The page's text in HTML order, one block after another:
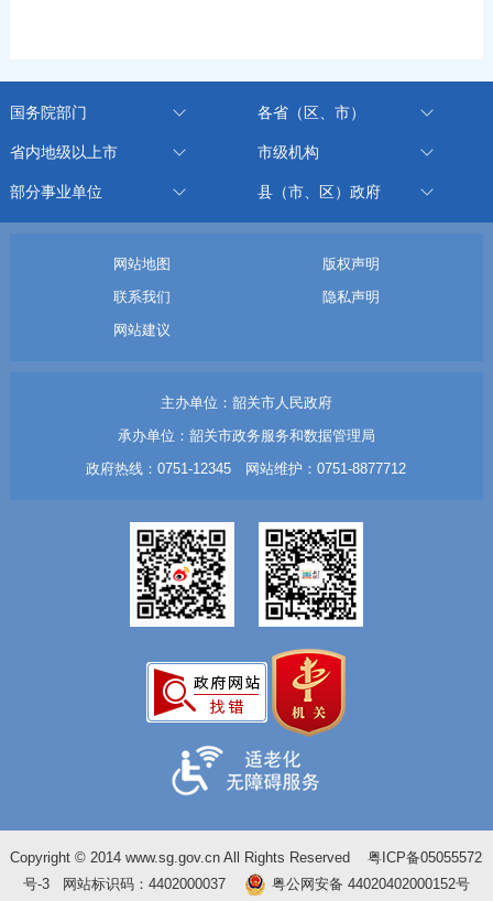
国务院部门 各省（区、市）
省内地级以上市 市级机构
部分事业单位 县（市、区）政府
网站地图
版权声明
联系我们
隐私声明
网站建议
主办单位：韶关市人民政府
承办单位：韶关市政务服务和数据管理局
政府热线：0751-12345 网站维护：0751-8877712
Copyright © 2014 www.sg.gov.cn All Rights Reserved粤ICP备05055572
号-3网站标识码：4402000037 粤公网安备 44020402000152号